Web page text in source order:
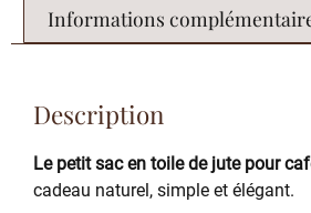
Informations
Description
Le petit sac en toile de jute pour
cadeau naturel, simple et élégant.